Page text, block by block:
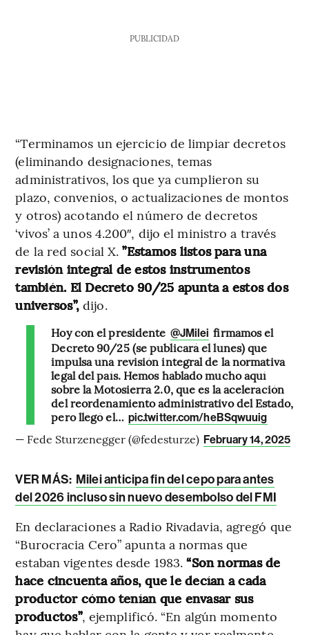
PUBLICIDAD
“Terminamos un ejercicio de limpiar decretos
(eliminando designaciones, temas
administrativos, los que ya cumplieron su
plazo, convenios, o actualizaciones de montos
y otros) acotando el número de decretos
‘vivos’ a unos 4.200″, dijo el ministro a través
de la red social X.”Estamos listos para una
revisión integral de estos instrumentos
también. El Decreto 90/25 apunta a estos dos
universos”, dijo.
Hoy con el presidente @JMilei firmamos el
Decreto 90/25 (se publicará el lunes) que
impulsa una revisión integral de la normativa
legal del país. Hemos hablado mucho aquí
sobre la Motosierra 2.0, que es la aceleración
del reordenamiento administrativo del Estado,
pero llegó el… pic.twitter.com/heBSqwuuig
— Fede Sturzenegger (@fedesturze) February 14, 2025
VER MÁS: Milei anticipa fin del cepo para antes
del 2026 incluso sin nuevo desembolso del FMI
En declaraciones a Radio Rivadavia, agregó que
“Burocracia Cero” apunta a normas que
estaban vigentes desde 1983.“Son normas de
hace cincuenta años, que le decían a cada
productor cómo tenían que envasar sus
productos”, ejemplificó. “En algún momento